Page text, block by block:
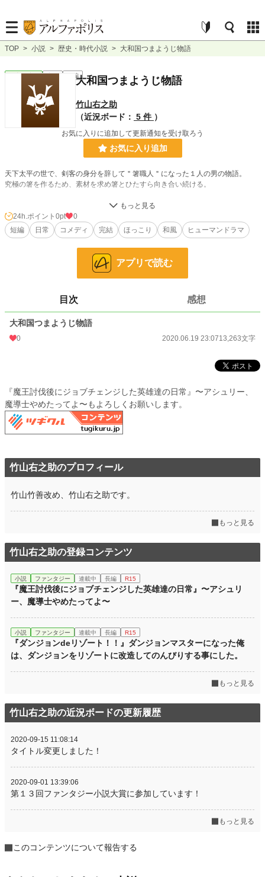
TOP > 小説 > 歴史・時代小説 > 大和国つまようじ物語
歴史・時代 完結 短編大和国つまようじ物語
竹山右之助
（近況ボード： 5 件 ）
お気に入りに追加して更新通知を受け取ろう
お気に入り追加
天下太平の世で、剣客の身分を辞して＂箸職人＂になった１人の男の物語。
究極の箸を作るため、素材を求め箸とひたすら向き合い続ける。
少し長くなりましたが、楽しく書けたのでぜひ読んでみてください。
ジャンルで悩みに悩みましたが、ヒューマンドラマとさせたいただきます。
『小説家になろう』にも掲載しています。
228,779 位 / 228,779 件
24h.ポイント 0 pt
初回公開日時 2020.06.19 23:00
初回完結日時 2020.06.19 23:00
週間ポイント 0 pt (228,779 位)
年間ポイント 0 pt (228,779 位)
累計ポイント 3,374 pt (142,333 位)
24h.ポイント 0pt
0
短編
日常 コメディ 完結 ほっこり 和風 ヒューマンドラマ
アプリで読む
目次 感想
大和国つまようじ物語
0 2020.06.19 23:0713,263文字
『魔王討伐後にジョブチェンジした英雄達の日常』〜アシュリー、
魔導士やめたってよ〜もよろしくお願いします。
竹山右之助のプロフィール
竹山竹善改め、竹山右之助です。
もっと見る
竹山右之助の登録コンテンツ
小説 ファンタジー 連載中 長編 R15
『魔王討伐後にジョブチェンジした英雄達の日常』〜アシュリ
ー、魔導士やめたってよ〜
小説 ファンタジー 連載中 長編 R15
『ダンジョンdeリゾート！！』ダンジョンマスターになった俺
は、ダンジョンをリゾートに改造してのんびりする事にした。
もっと見る
竹山右之助の近況ボードの更新履歴
2020-09-15 11:08:14
タイトル変更しました！
2020-09-01 13:39:06
第１３回ファンタジー小説大賞に参加しています！
もっと見る
このコンテンツについて報告する